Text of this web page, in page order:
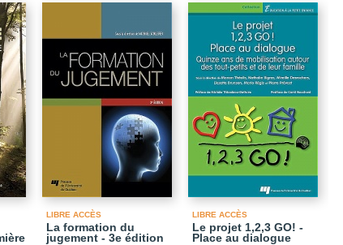
LIBRE ACCÈS
La formation du
jugement - 3e édition
LIBRE ACCÈS
Le projet 1,2,3 GO! -
Place au dialogue